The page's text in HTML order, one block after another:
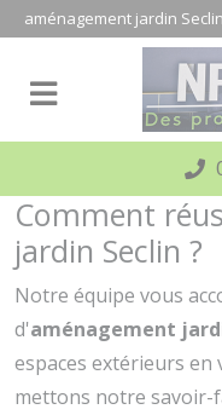
aménagement jardin Seclin
Comment
jardin Seclin ?
Notre équipe vous
d'aménagement
espaces extérieurs en
mettons notre savoir-
Panneau de gestion des